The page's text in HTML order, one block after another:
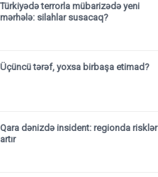
Türkiyədə terrorla mübarizədə yeni
mərhələ: silahlar susacaq?
Üçüncü tərəf, yoxsa birbaşa etimad?
Qara dənizdə insident: regionda risklər
artır